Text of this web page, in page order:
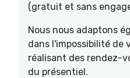
(gratuit et sans
Nous nous adaptons
dans l'impossibilité de
réalisant des rendez-
du présentiel.